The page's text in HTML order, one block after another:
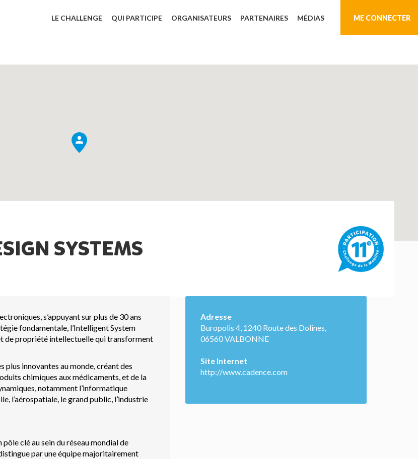
LE CHALLENGE QUI PARTICIPE ORGANISATEURS PARTENAIRES MÉDIAS ME CONNECTER
SYSTEMS
s’appuyant sur plus de 30 ans
fondamentale, l’Intelligent System
de propriété intellectuelle qui transforment
plus innovantes au monde, créant des
chimiques aux médicaments, et de la
notamment l’informatique
l’aérospatiale, le grand public, l’industrie
clé au sein du réseau mondial de
par une équipe majoritairement
Adresse
Buropolis 4, 1240 Route des Dolines,
06560 VALBONNE
Site Internet
http://www.cadence.com